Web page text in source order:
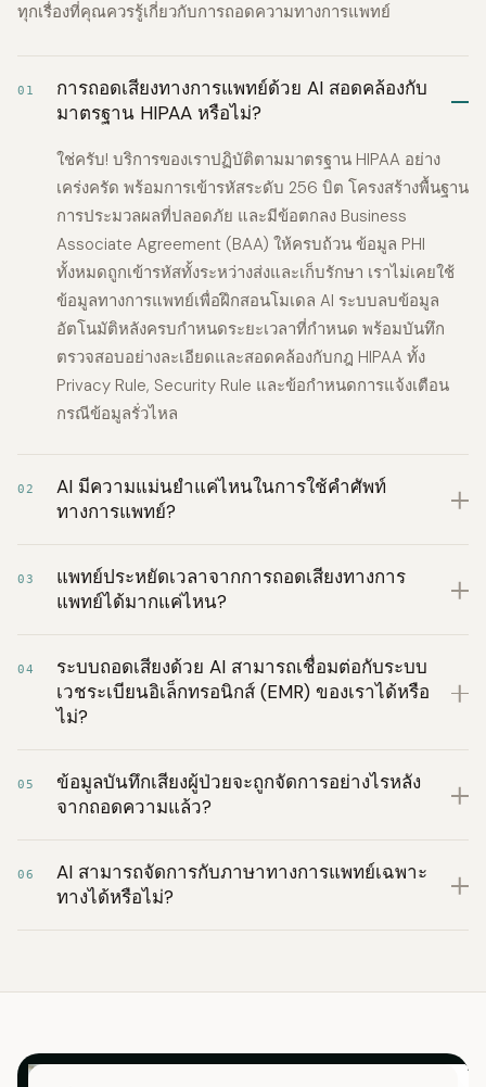
ทุกเรื่องที่คุณควรรู้เกี่ยวกับการถอดความทางการแพทย์
01
การถอดเสียงทางการแพทย์ด้วย AI สอดคล้องกับ
มาตรฐาน HIPAA หรือไม่?
ใช่ครับ! บริการของเราปฏิบัติตามมาตรฐาน HIPAA อย่าง
เคร่งครัด พร้อมการเข้ารหัสระดับ 256 บิต โครงสร้างพื้นฐาน
การประมวลผลที่ปลอดภัย และมีข้อตกลง Business
Associate Agreement (BAA) ให้ครบถ้วน ข้อมูล PHI
ทั้งหมดถูกเข้ารหัสทั้งระหว่างส่งและเก็บรักษา เราไม่เคยใช้
ข้อมูลทางการแพทย์เพื่อฝึกสอนโมเดล AI ระบบลบข้อมูล
อัตโนมัติหลังครบกำหนดระยะเวลาที่กำหนด พร้อมบันทึก
ตรวจสอบอย่างละเอียดและสอดคล้องกับกฎ HIPAA ทั้ง
Privacy Rule, Security Rule และข้อกำหนดการแจ้งเตือน
กรณีข้อมูลรั่วไหล
02
AI มีความแม่นยำแค่ไหนในการใช้คำศัพท์
ทางการแพทย์?
03
แพทย์ประหยัดเวลาจากการถอดเสียงทางการ
แพทย์ได้มากแค่ไหน?
04
ระบบถอดเสียงด้วย AI สามารถเชื่อมต่อกับระบบ
เวชระเบียนอิเล็กทรอนิกส์ (EMR) ของเราได้หรือ
ไม่?
05
ข้อมูลบันทึกเสียงผู้ป่วยจะถูกจัดการอย่างไรหลัง
จากถอดความแล้ว?
06
AI สามารถจัดการกับภาษาทางการแพทย์เฉพาะ
ทางได้หรือไม่?